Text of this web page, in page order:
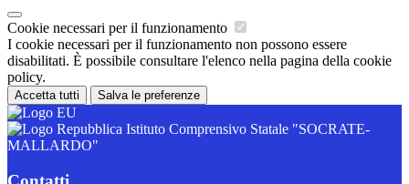
Cookie necessari per il funzionamento
I cookie necessari per il funzionamento non possono essere
disabilitati. È possibile consultare l'elenco nella pagina della cookie
policy.
Accetta tutti Salva le preferenze
Istituto Comprensivo Statale "SOCRATE-
MALLARDO"